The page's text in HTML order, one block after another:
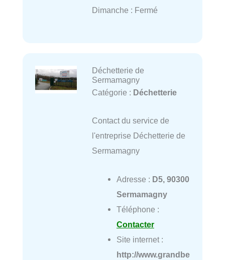
Dimanche : Fermé
Déchetterie de
Sermamagny
Catégorie : Déchetterie
Contact du service de
l'entreprise Déchetterie de
Sermamagny
Adresse : D5, 90300
Sermamagny
Téléphone :
Contacter
Site internet :
http://www.grandbe